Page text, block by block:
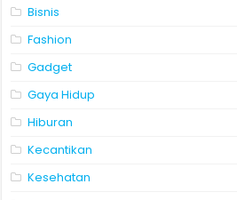
Bisnis
Fashion
Gadget
Gaya Hidup
Hiburan
Kecantikan
Kesehatan